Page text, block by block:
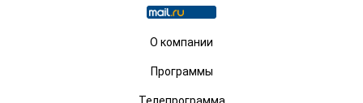
О компании
Программы